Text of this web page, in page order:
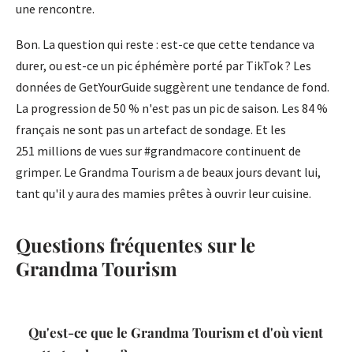
une rencontre.
Bon. La question qui reste : est-ce que cette tendance va
durer, ou est-ce un pic éphémère porté par TikTok ? Les
données de GetYourGuide suggèrent une tendance de fond.
La progression de 50 % n'est pas un pic de saison. Les 84 %
français ne sont pas un artefact de sondage. Et les
251 millions de vues sur #grandmacore continuent de
grimper. Le Grandma Tourism a de beaux jours devant lui,
tant qu'il y aura des mamies prêtes à ouvrir leur cuisine.
Questions fréquentes sur le
Grandma Tourism
Qu'est-ce que le Grandma Tourism et d'où vient